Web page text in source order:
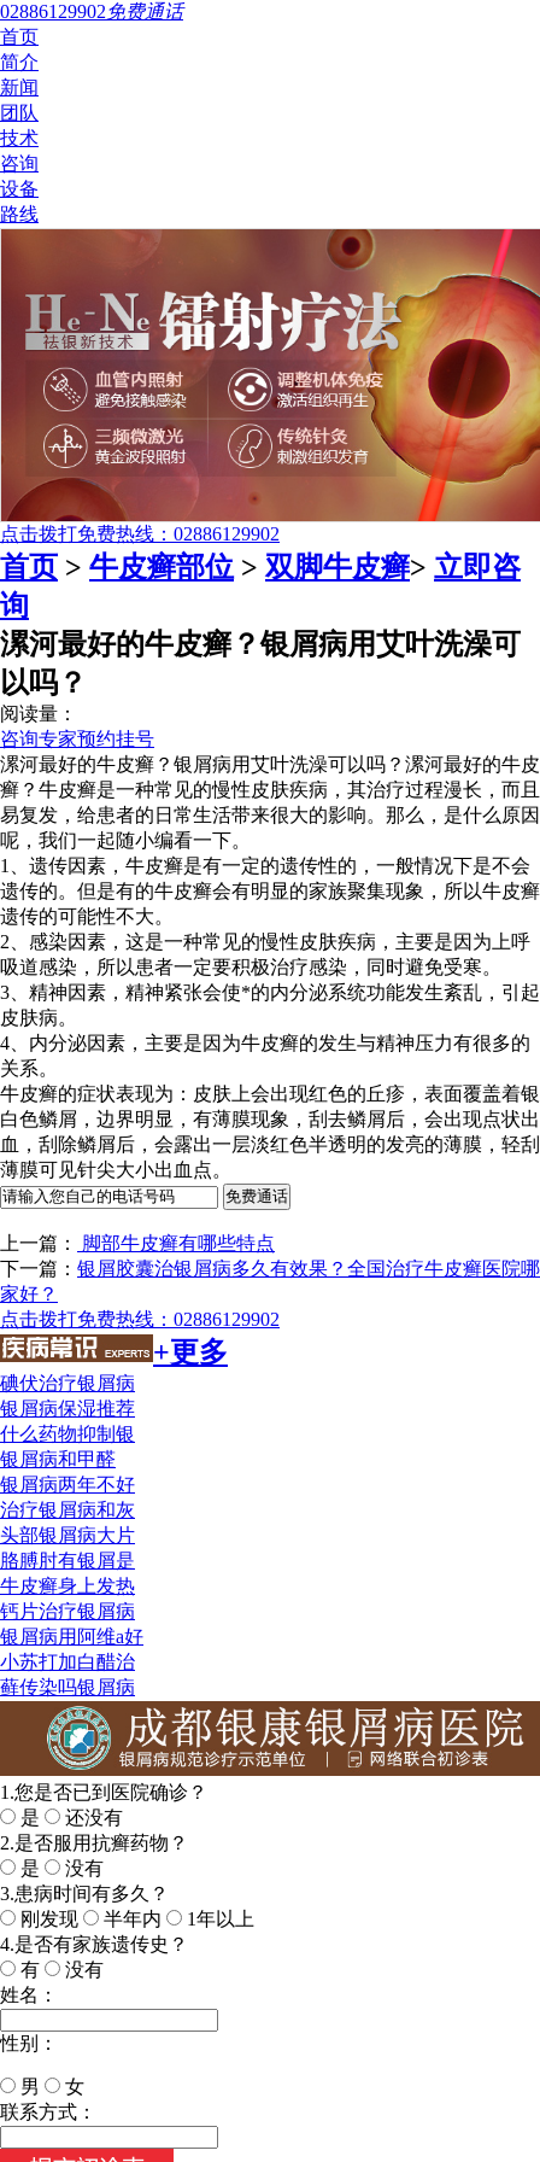
02886129902免费通话
首页
简介
新闻
团队
技术
咨询
设备
路线
点击拨打免费热线：02886129902
首页 > 牛皮癣部位 > 双脚牛皮癣> 立即咨
询
漯河最好的牛皮癣？银屑病用艾叶洗澡可
以吗？
阅读量：
咨询专家预约挂号
漯河最好的牛皮癣？银屑病用艾叶洗澡可以吗？漯河最好的牛皮
癣？牛皮癣是一种常见的慢性皮肤疾病，其治疗过程漫长，而且
易复发，给患者的日常生活带来很大的影响。那么，是什么原因
呢，我们一起随小编看一下。
1、遗传因素，牛皮癣是有一定的遗传性的，一般情况下是不会
遗传的。但是有的牛皮癣会有明显的家族聚集现象，所以牛皮癣
遗传的可能性不大。
2、感染因素，这是一种常见的慢性皮肤疾病，主要是因为上呼
吸道感染，所以患者一定要积极治疗感染，同时避免受寒。
3、精神因素，精神紧张会使*的内分泌系统功能发生紊乱，引起
皮肤病。
4、内分泌因素，主要是因为牛皮癣的发生与精神压力有很多的
关系。
牛皮癣的症状表现为：皮肤上会出现红色的丘疹，表面覆盖着银
白色鳞屑，边界明显，有薄膜现象，刮去鳞屑后，会出现点状出
血，刮除鳞屑后，会露出一层淡红色半透明的发亮的薄膜，轻刮
薄膜可见针尖大小出血点。
上一篇：
脚部牛皮癣有哪些特点
下一篇： 银屑胶囊治银屑病多久有效果？全国治疗牛皮癣医院哪
家好？
点击拨打免费热线：02886129902
+更多
碘伏治疗银屑病
银屑病保湿推荐
什么药物抑制银
银屑病和甲醛
银屑病两年不好
治疗银屑病和灰
头部银屑病大片
胳膊肘有银屑是
牛皮癣身上发热
钙片治疗银屑病
银屑病用阿维a好
小苏打加白醋治
藓传染吗银屑病
1.您是否已到医院确诊？
是
还没有
2.是否服用抗癣药物？
是
没有
3.患病时间有多久？
刚发现
半年内
1年以上
4.是否有家族遗传史？
有
没有
姓名：
性别：
男
女
今天日期：
联系方式：